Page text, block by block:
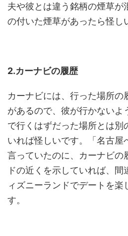
夫や彼とは違う銘柄の煙草が
の付いた煙草があったら怪し
2.カーナビの履歴
カーナビには、行った場所の
があるので、彼が行かないよ
で行くはずだった場所とは別
いれば怪しいです。「名古屋
言っていたのに、カーナビの
ドの近くを示していれば、
ィズニーランドでデートを楽
す。